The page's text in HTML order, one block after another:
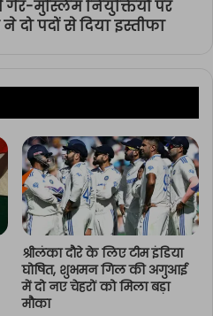
गैर-मुस्लिम नियुक्तियों पर
दो पदों से दिया इस्तीफा
श्रीलंका दौरे के लिए टीम इंडिया
घोषित, शुभमन गिल की अगुआई
में दो नए चेहरों को मिला बड़ा
मौका